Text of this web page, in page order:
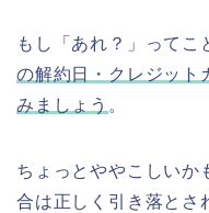
もし「あれ？」ってこ
の解約日・クレジット
みましょう 。
ちょっとややこしいか
合は正しく引き落とさ